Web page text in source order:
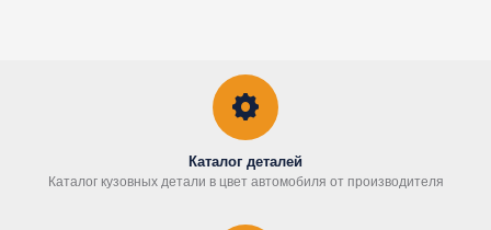
Каталог деталей
Каталог кузовных детали в цвет автомобиля от производителя